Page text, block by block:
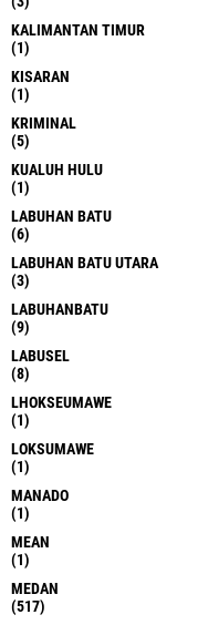
KALIMANTAN TIMUR
(1)
KISARAN
(1)
KRIMINAL
(5)
KUALUH HULU
(1)
LABUHAN BATU
(6)
LABUHAN BATU UTARA
(3)
LABUHANBATU
(9)
LABUSEL
(8)
LHOKSEUMAWE
(1)
LOKSUMAWE
(1)
MANADO
(1)
MEAN
(1)
MEDAN
(517)